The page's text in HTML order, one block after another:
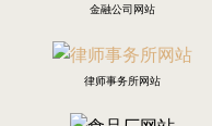
金融公司网站
律师事务所网站